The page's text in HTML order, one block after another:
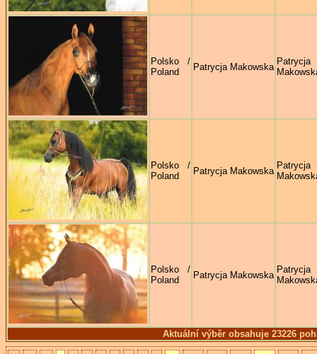
Aktuální výběr obsahuje 23226
Polsko /
Poland
Patrycja Makowska
Patrycja
Polsko /
Poland
Patrycja Makowska
Patrycja
Polsko /
Poland
Patrycja Makowska
Patrycja